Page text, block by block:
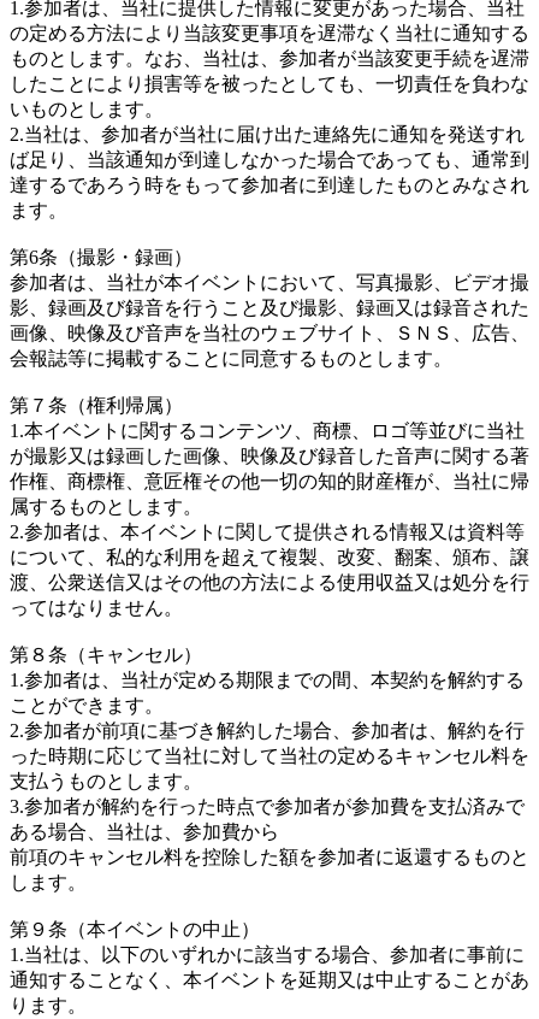
1.参加者は、当社に提供した情報に変更があった場合、当社
の定める方法により当該変更事項を遅滞なく当社に通知する
ものとします。なお、当社は、参加者が当該変更手続を遅滞
したことにより損害等を被ったとしても、一切責任を負わな
いものとします。
2.当社は、参加者が当社に届け出た連絡先に通知を発送すれ
ば足り、当該通知が到達しなかった場合であっても、通常到
達するであろう時をもって参加者に到達したものとみなされ
ます。
第6条（撮影・録画）
参加者は、当社が本イベントにおいて、写真撮影、ビデオ撮
影、録画及び録音を行うこと及び撮影、録画又は録音された
画像、映像及び音声を当社のウェブサイト、ＳＮＳ、広告、
会報誌等に掲載することに同意するものとします。
第７条（権利帰属）
1.本イベントに関するコンテンツ、商標、ロゴ等並びに当社
が撮影又は録画した画像、映像及び録音した音声に関する著
作権、商標権、意匠権その他一切の知的財産権が、当社に帰
属するものとします。
2.参加者は、本イベントに関して提供される情報又は資料等
について、私的な利用を超えて複製、改変、翻案、頒布、譲
渡、公衆送信又はその他の方法による使用収益又は処分を行
ってはなりません。
第８条（キャンセル）
1.参加者は、当社が定める期限までの間、本契約を解約する
ことができます。
2.参加者が前項に基づき解約した場合、参加者は、解約を行
った時期に応じて当社に対して当社の定めるキャンセル料を
支払うものとします。
3.参加者が解約を行った時点で参加者が参加費を支払済みで
ある場合、当社は、参加費から
前項のキャンセル料を控除した額を参加者に返還するものと
します。
第９条（本イベントの中止）
1.当社は、以下のいずれかに該当する場合、参加者に事前に
通知することなく、本イベントを延期又は中止することがあ
ります。